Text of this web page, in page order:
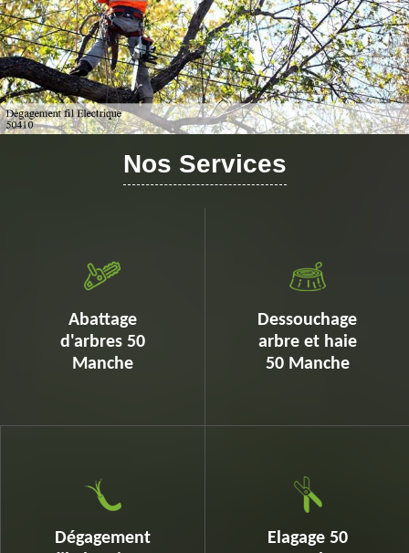
Nos Services
Abattage
d'arbres 50
Manche
Dessouchage
arbre et haie
50 Manche
Dégagement
Elagage 50